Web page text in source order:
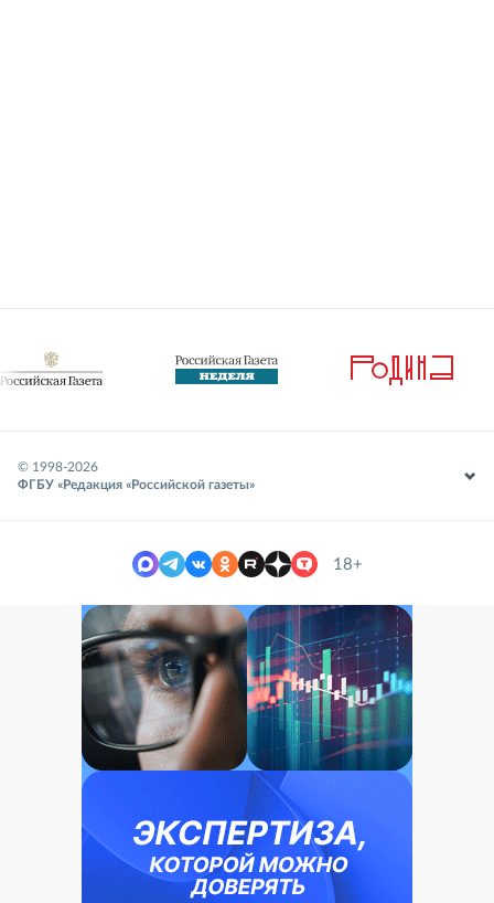
© 1998-2026
ФГБУ «Редакция «Российской газеты»
18+